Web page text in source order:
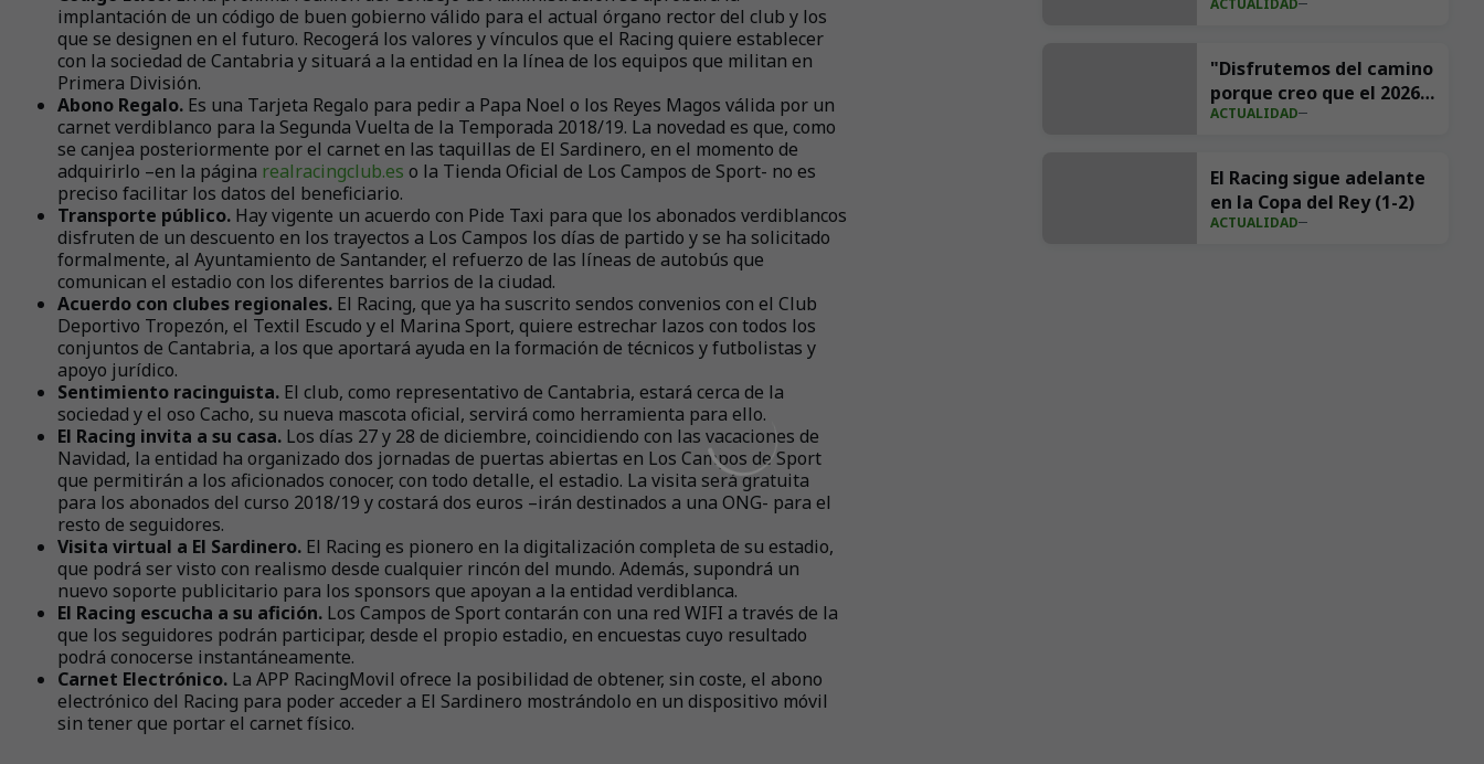
implantación de un código de buen gobierno válido para el actual órgano rector del club y los
que se designen en el futuro. Recogerá los valores y vínculos que el Racing quiere establecer
con la sociedad de Cantabria y situará a la entidad en la línea de los equipos que militan en
Primera División.
Abono Regalo. Es una Tarjeta Regalo para pedir a Papa Noel o los Reyes Magos válida por un
carnet verdiblanco para la Segunda Vuelta de la Temporada 2018/19. La novedad es que, como
se canjea posteriormente por el carnet en las taquillas de El Sardinero, en el momento de
adquirirlo –en la página realracingclub.es o la Tienda Oficial de Los Campos de Sport- no es
preciso facilitar los datos del beneficiario.
Transporte público. Hay vigente un acuerdo con Pide Taxi para que los abonados verdiblancos
disfruten de un descuento en los trayectos a Los Campos los días de partido y se ha solicitado
formalmente, al Ayuntamiento de Santander, el refuerzo de las líneas de autobús que
comunican el estadio con los diferentes barrios de la ciudad.
Acuerdo con clubes regionales. El Racing, que ya ha suscrito sendos convenios con el Club
Deportivo Tropezón, el Textil Escudo y el Marina Sport, quiere estrechar lazos con todos los
conjuntos de Cantabria, a los que aportará ayuda en la formación de técnicos y futbolistas y
apoyo jurídico.
Sentimiento racinguista. El club, como representativo de Cantabria, estará cerca de la
sociedad y el oso Cacho, su nueva mascota oficial, servirá como herramienta para ello.
El Racing invita a su casa. Los días 27 y 28 de diciembre, coincidiendo con las vacaciones de
Navidad, la entidad ha organizado dos jornadas de puertas abiertas en Los Campos de Sport
que permitirán a los aficionados conocer, con todo detalle, el estadio. La visita será gratuita
para los abonados del curso 2018/19 y costará dos euros –irán destinados a una ONG- para el
resto de seguidores.
Visita virtual a El Sardinero. El Racing es pionero en la digitalización completa de su estadio,
que podrá ser visto con realismo desde cualquier rincón del mundo. Además, supondrá un
nuevo soporte publicitario para los sponsors que apoyan a la entidad verdiblanca.
El Racing escucha a su afición. Los Campos de Sport contarán con una red WIFI a través de la
que los seguidores podrán participar, desde el propio estadio, en encuestas cuyo resultado
podrá conocerse instantáneamente.
Carnet Electrónico. La APP RacingMovil ofrece la posibilidad de obtener, sin coste, el abono
electrónico del Racing para poder acceder a El Sardinero mostrándolo en un dispositivo móvil
sin tener que portar el carnet físico.
importante de su
millones de impresiones
ACTUALIDAD
"Disfrutemos del camino
porque creo que el 2026
va a ser nuestro año"
ACTUALIDAD
El Racing sigue adelante
en la Copa del Rey (1-2)
ACTUALIDAD